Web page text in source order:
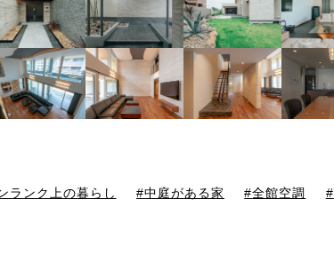
ランク上の暮らし 中庭がある家 全館空調